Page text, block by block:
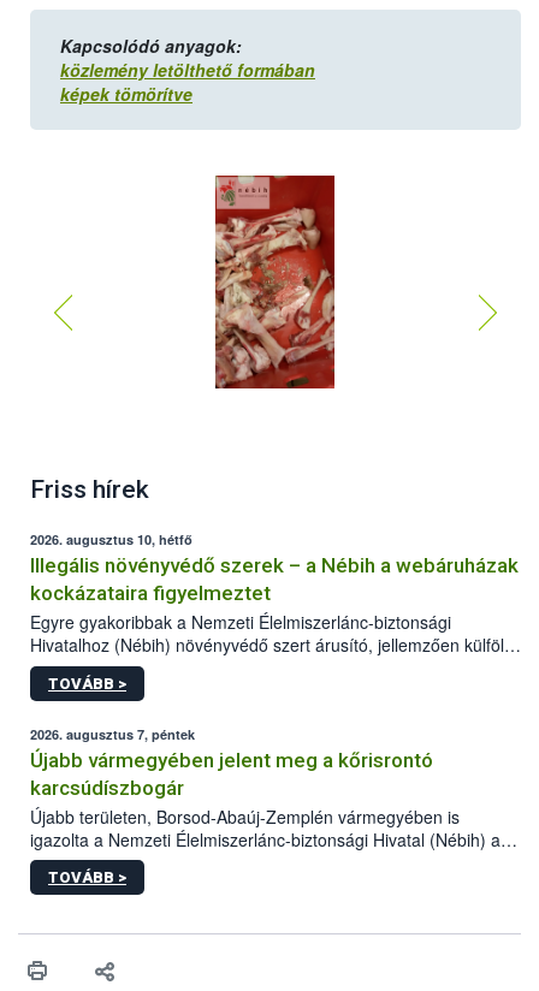
Kapcsolódó anyagok:
közlemény letölthető formában
képek tömörítve
Friss hírek
2026. augusztus 10, hétfő
Illegális növényvédő szerek – a Nébih a webáruházak
kockázataira figyelmeztet
Egyre gyakoribbak a Nemzeti Élelmiszerlánc-biztonsági
Hivatalhoz (Nébih) növényvédő szert árusító, jellemzően külföldi
honlapok kapcsán érkező bejelentések. Emellett az ilyen
termékeket kínáló kéretlen online reklámok mennyisége is
összegyűjtötte az illegális növényvédő szerek kapcsán
előforduló árulkodó jeleket, valamint a webáruházakból való
vásárlás kockázatait.
TOVÁBB >
2026. augusztus 7, péntek
Újabb vármegyében jelent meg a kőrisrontó
karcsúdíszbogár
Újabb területen, Borsod-Abaúj-Zemplén vármegyében is
igazolta a Nemzeti Élelmiszerlánc-biztonsági Hivatal (Nébih) a
kőrisrontó karcsúdíszbogár (Agrilus planipennis) jelenlétét. A
kártevőt nem csak színcsapdában találták meg, de már fertőzött
az intenzív felderítést, emellett az intézkedéseket a szlovák
TOVÁBB >